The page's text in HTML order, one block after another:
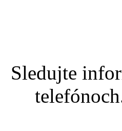
Sledujte